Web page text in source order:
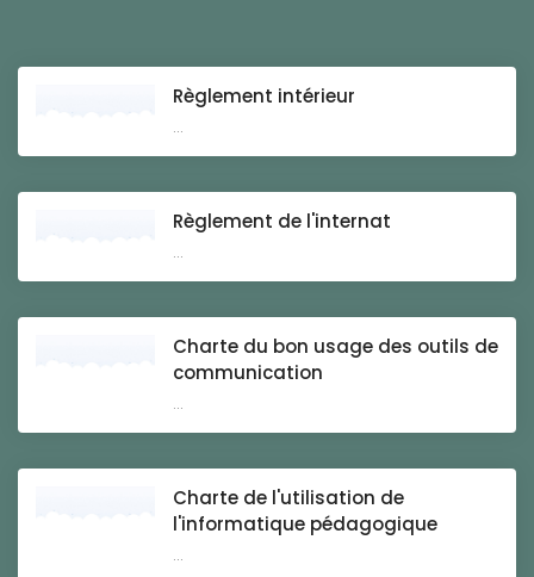
Règlement intérieur
...
Règlement de l'internat
...
Charte du bon usage des outils de
communication
...
Charte de l'utilisation de
l'informatique pédagogique
...